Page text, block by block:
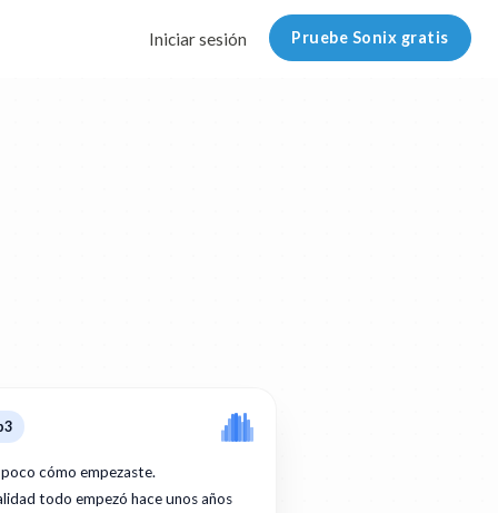
Iniciar sesión Pruebe Sonix gratis
cómo empezaste.
todo empezó hace unos años